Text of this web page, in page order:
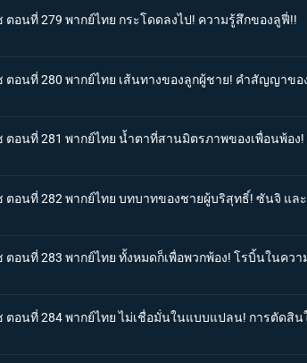
ตอนที่ 279 พากย์ไทย กระโดดลงไป! ความรู้สึกของลูฟี่!!
ตอนที่ 280 พากย์ไทย เส้นทางของลูกผู้ชาย! คำสัญญาข
ตอนที่ 281 พากย์ไทย น้ำตาที่สานมิตรภาพของเพื่อนพ้อ
ตอนที่ 282 พากย์ไทย บทบาทของชายผู้บริสุทธิ์! ซันจิ แล
ตอนที่ 283 พากย์ไทย ทั้งหมดก็เพื่อพวกพ้อง! โรบิ้นในควา
ตอนที่ 284 พากย์ไทย ไม่เชื่อมั่นในแบบแปลน! การตัดสิน